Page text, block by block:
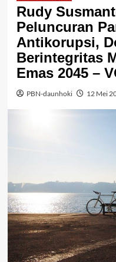
Rudy
Peluncuran
Antikorupsi,
Berintegritas
Emas 2045 –
PBN-daunhoki 12 Mei